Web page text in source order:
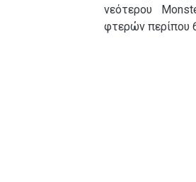
νεότερου
φτερών περίπου